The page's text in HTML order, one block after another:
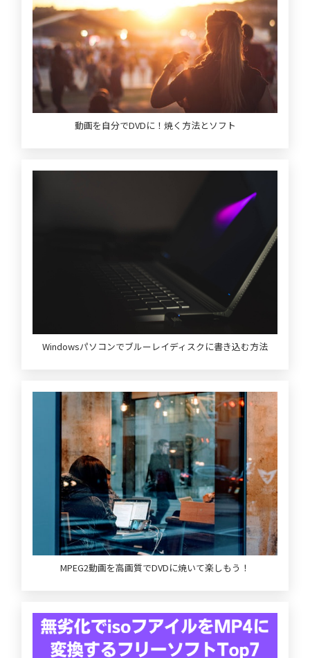
動画を自分でDVDに！焼く方法とソフト
Windowsパソコンでブルーレイディスクに書き込む方法
MPEG2動画を高画質でDVDに焼いて楽しもう！